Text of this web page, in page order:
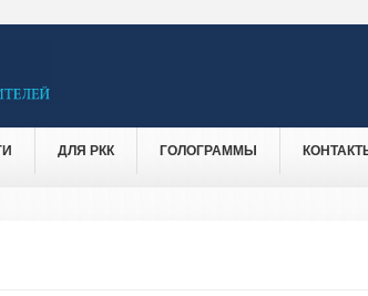
ДЛЯ РКК ГОЛОГРАММЫ